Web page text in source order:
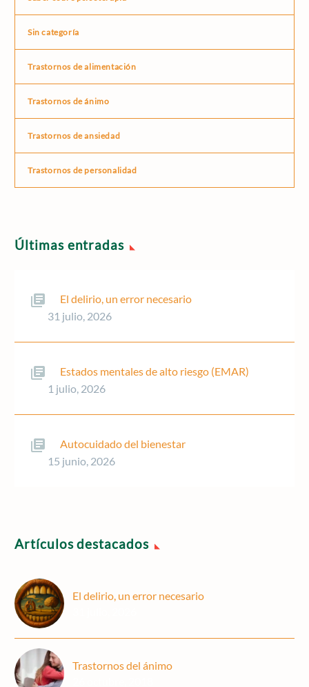
Sin categoría
Trastornos de alimentación
Trastornos de ánimo
Trastornos de ansiedad
Trastornos de personalidad
Últimas entradas
El delirio, un error necesario
31 julio, 2026
Estados mentales de alto riesgo (EMAR)
1 julio, 2026
Autocuidado del bienestar
15 junio, 2026
Artículos destacados
El delirio, un error necesario
Trastornos del ánimo